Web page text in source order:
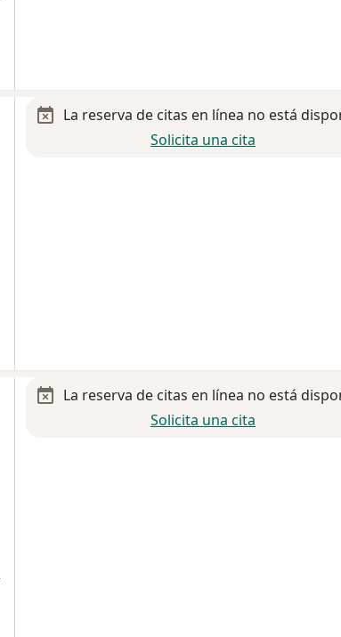
La reserva de citas en línea no está
Solicita una cita
La reserva de citas en línea no está
Solicita una cita